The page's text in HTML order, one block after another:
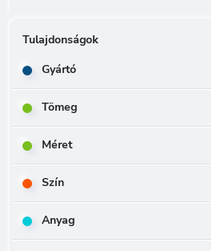
Tulajdonságok
Gyártó
Tömeg
Méret
Szín
Anyag